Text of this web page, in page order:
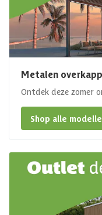
Metalen
Ontdek deze zomer
Shop alle